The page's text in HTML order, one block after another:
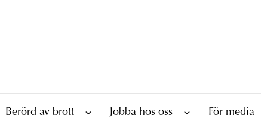
Berörd av brott Jobba hos oss För media